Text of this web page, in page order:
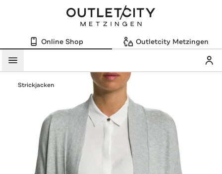
Online Shop Outletcity Metzingen
Menü
Strickjacken